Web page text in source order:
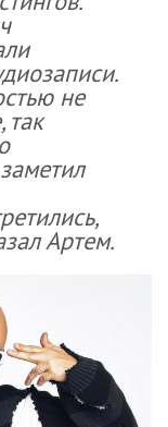
не
так
Артем.